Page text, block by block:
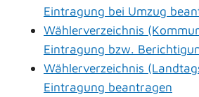
Eintragung bei Umzug
Wählerverzeichnis
Eintragung bzw.
Wählerverzeichnis
Eintragung beantragen